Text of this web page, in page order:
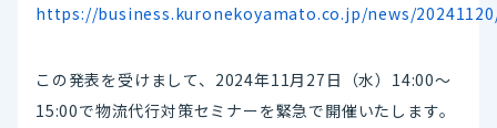
https://business.kuronekoyamato.co.jp/news/
この発表を受けまして、2024年11月27日（水）14:00〜
15:00で物流代行対策セミナーを緊急で開催いたします。